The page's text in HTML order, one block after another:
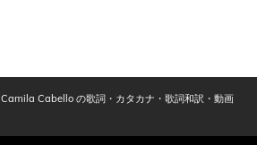
Camila Cabello の歌詞・カタカナ・歌詞和訳・動画